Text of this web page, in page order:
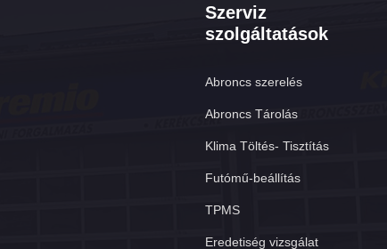
Szerviz
szolgáltatások
Abroncs szerelés
Abroncs Tárolás
Klima Töltés- Tisztítás
Futómű-beállítás
TPMS
Eredetiség vizsgálat